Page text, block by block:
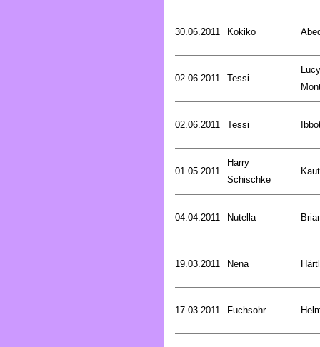
30.06.2011 Kokiko
02.06.2011 Tessi
02.06.2011 Tessi
01.05.2011
Harry
Schischke
04.04.2011 Nutella
19.03.2011 Nena
17.03.2011 Fuchsohr